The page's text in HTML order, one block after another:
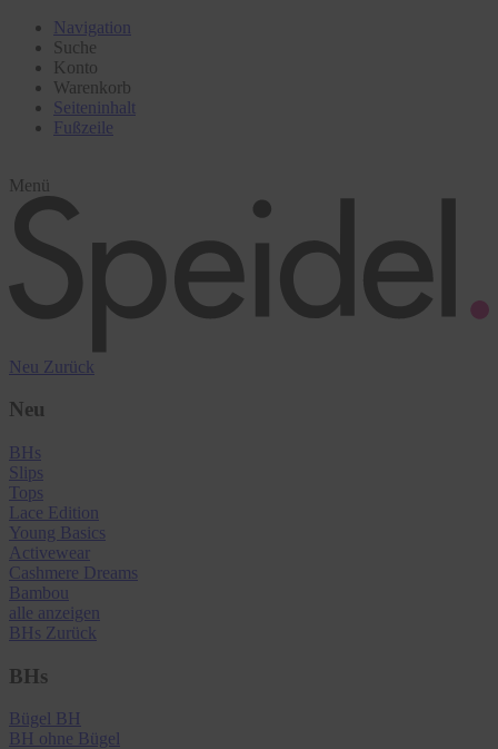
Navigation
Suche
Konto
Warenkorb
Seiteninhalt
Fußzeile
Menü
Neu Zurück
Neu
BHs
Slips
Tops
Lace Edition
Young Basics
Activewear
Cashmere Dreams
Bambou
alle anzeigen
BHs Zurück
BHs
Bügel BH
BH ohne Bügel